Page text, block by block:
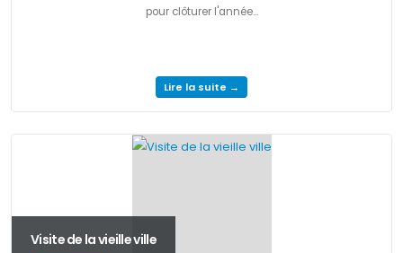
pour clôturer l'année...
Lire la suite →
Visite de la vieille ville